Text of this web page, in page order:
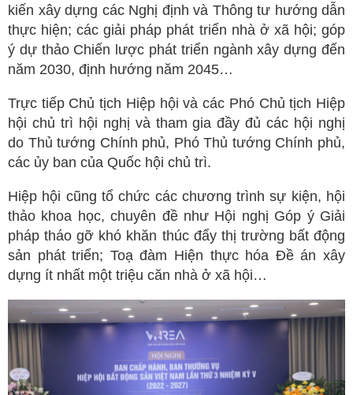
kiến xây dựng các Nghị định và Thông tư hướng dẫn
thực hiện; các giải pháp phát triển nhà ở xã hội; góp
ý dự thảo Chiến lược phát triển ngành xây dựng đến
năm 2030, định hướng năm 2045…
Trực tiếp Chủ tịch Hiệp hội và các Phó Chủ tịch Hiệp
hội chủ trì hội nghị và tham gia đầy đủ các hội nghị
do Thủ tướng Chính phủ, Phó Thủ tướng Chính phủ,
các ủy ban của Quốc hội chủ trì.
Hiệp hội cũng tổ chức các chương trình sự kiện, hội
thảo khoa học, chuyên đề như Hội nghị Góp ý Giải
pháp tháo gỡ khó khăn thúc đẩy thị trường bất động
sản phát triển; Toạ đàm Hiện thực hóa Đề án xây
dựng ít nhất một triệu căn nhà ở xã hội…